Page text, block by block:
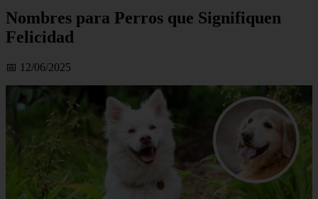
Nombres para Perros que Signifiquen
Felicidad
📅 12/06/2025